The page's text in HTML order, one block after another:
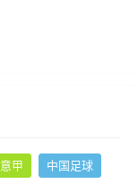
意甲 中国足球